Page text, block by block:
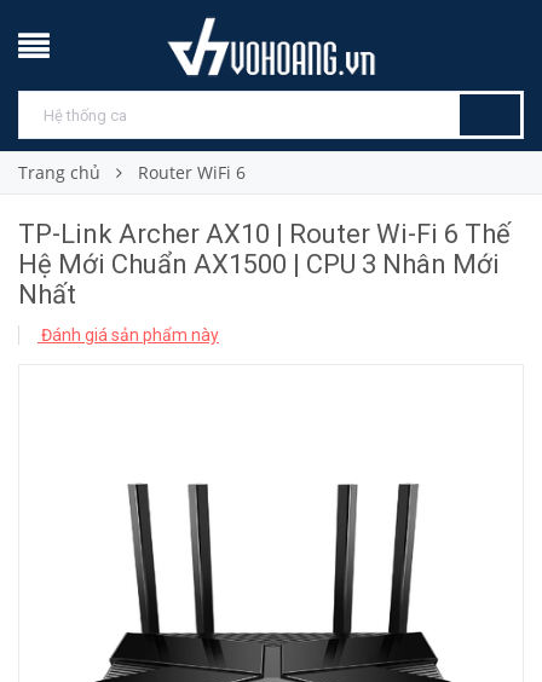
Trang chủ Router WiFi 6
TP-Link Archer AX10 | Router Wi-Fi 6 Thế
Hệ Mới Chuẩn AX1500 | CPU 3 Nhân Mới
Nhất
Đánh giá sản phẩm này